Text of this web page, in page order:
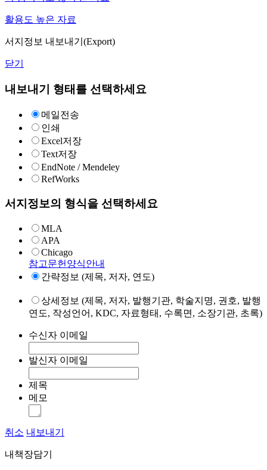
활용도 높은 자료
서지정보 내보내기(Export)
닫기
내보내기 형태를 선택하세요
메일전송
인쇄
Excel저장
Text저장
EndNote / Mendeley
RefWorks
서지정보의 형식을 선택하세요
MLA
APA
Chicago
참고문헌양식안내
간략정보 (제목, 저자, 연도)
상세정보 (제목, 저자, 발행기관, 학술지명, 권호, 발행
연도, 작성언어, KDC, 자료형태, 수록면, 소장기관, 초록)
수신자 이메일
발신자 이메일
제목
메모
취소 내보내기
내책장담기